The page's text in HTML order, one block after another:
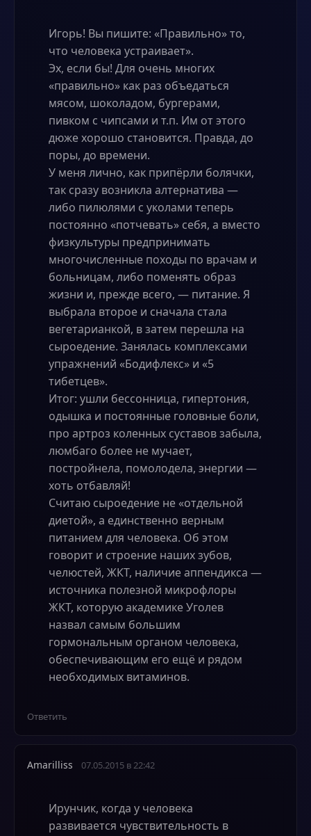
Игорь! Вы пишите: «Правильно» то,
что человека устраивает».
Эх, если бы! Для очень многих
«правильно» как раз объедаться
мясом, шоколадом, бургерами,
пивком с чипсами и т.п. Им от этого
дюже хорошо становится. Правда, до
поры, до времени.
У меня лично, как припёрли болячки,
так сразу возникла алтернатива —
либо пилюлями с уколами теперь
постоянно «потчевать» себя, а вместо
физкультуры предпринимать
многочисленные походы по врачам и
больницам, либо поменять образ
жизни и, прежде всего, — питание. Я
выбрала второе и сначала стала
вегетарианкой, в затем перешла на
сыроедение. Занялась комплексами
упражнений «Бодифлекс» и «5
тибетцев».
Итог: ушли бессонница, гипертония,
одышка и постоянные головные боли,
про артроз коленных суставов забыла,
люмбаго более не мучает,
постройнела, помолодела, энергии —
хоть отбавляй!
Считаю сыроедение не «отдельной
диетой», а единственно верным
питанием для человека. Об этом
говорит и строение наших зубов,
челюстей, ЖКТ, наличие аппендикса —
источника полезной микрофлоры
ЖКТ, которую академике Уголев
назвал самым большим
гормональным органом человека,
обеспечивающим его ещё и рядом
необходимых витаминов.
Ответить
Amarilliss 07.05.2015 в 22:42
Ирунчик, когда у человека
развивается чувствительность в